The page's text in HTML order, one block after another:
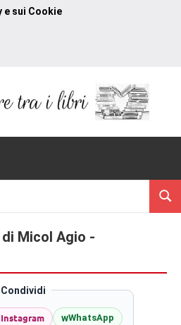
e sui Cookie
Micol Agio -
Condividi
Instagram wWhatsApp